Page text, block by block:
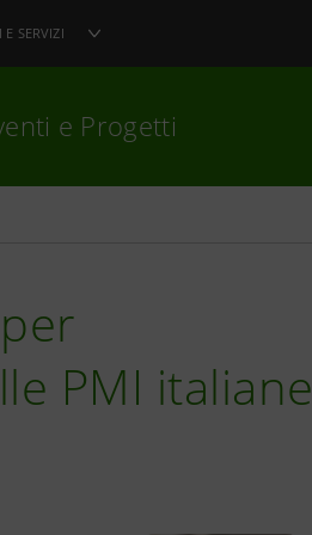
SERVIZI
e Progetti
PMI italiane